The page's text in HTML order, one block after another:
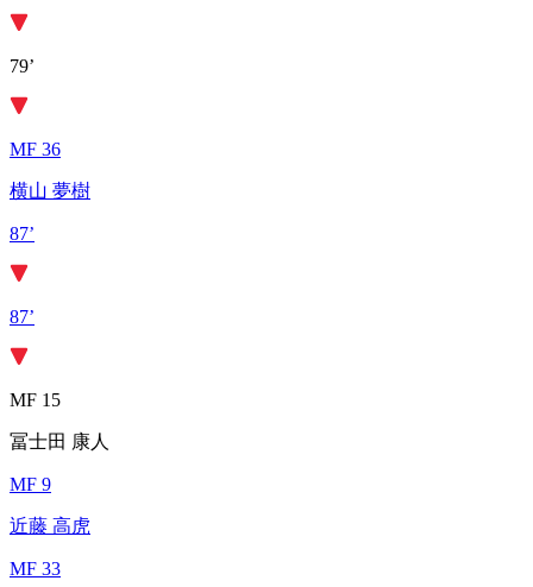
79’
MF 36
横山 夢樹
87’
87’
MF 15
冨士田 康人
MF 9
近藤 高虎
MF 33